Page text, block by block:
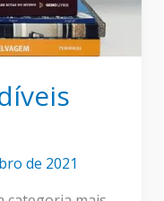
de 2021